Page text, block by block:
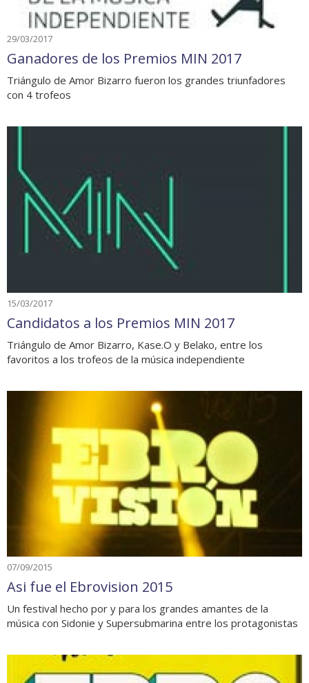
29/03/2017
Ganadores de los Premios MIN 2017
Triángulo de Amor Bizarro fueron los grandes triunfadores
con 4 trofeos
15/03/2017
Candidatos a los Premios MIN 2017
Triángulo de Amor Bizarro, Kase.O y Belako, entre los
favoritos a los trofeos de la música independiente
07/09/2015
Asi fue el Ebrovision 2015
Un festival hecho por y para los grandes amantes de la
música con Sidonie y Supersubmarina entre los protagonistas